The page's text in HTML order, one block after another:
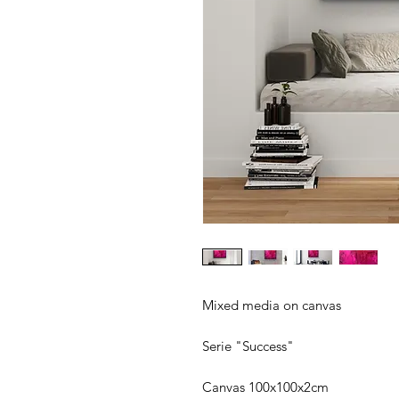
Mixed media on canvas
Serie "Success"
Canvas 100x100x2cm